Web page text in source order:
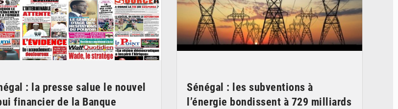
: la presse salue le nouvel
financier de la Banque
Sénégal : les subventions à
l’énergie bondissent à 729 milliards